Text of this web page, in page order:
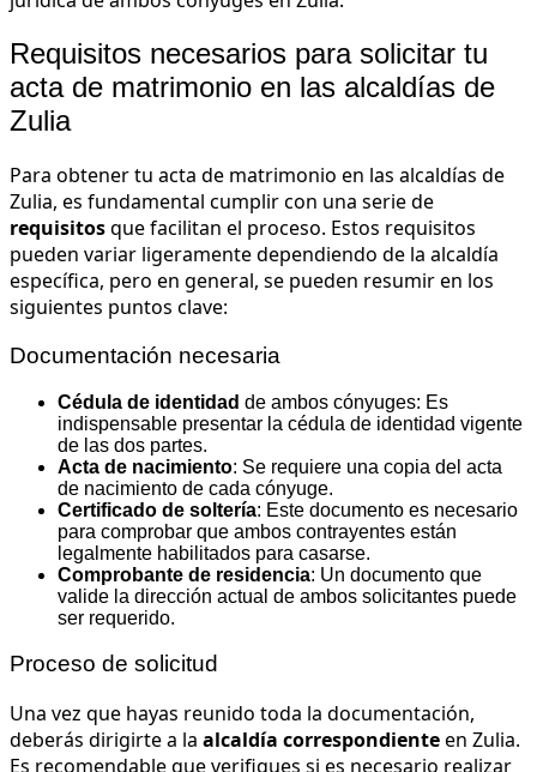
Requisitos necesarios para solicitar tu
acta de matrimonio en las alcaldías de
Zulia
Para obtener tu acta de matrimonio en las alcaldías de
Zulia, es fundamental cumplir con una serie de
requisitosque facilitan el proceso. Estos requisitos
pueden variar ligeramente dependiendo de la alcaldía
específica, pero en general, se pueden resumir en los
siguientes puntos clave:
Documentación necesaria
Cédula de identidad de ambos cónyuges: Es
indispensable presentar la cédula de identidad vigente
de las dos partes.
Acta de nacimiento: Se requiere una copia del acta
de nacimiento de cada cónyuge.
Certificado de soltería: Este documento es necesario
para comprobar que ambos contrayentes están
legalmente habilitados para casarse.
Comprobante de residencia: Un documento que
valide la dirección actual de ambos solicitantes puede
ser requerido.
Proceso de solicitud
Una vez que hayas reunido toda la documentación,
deberás dirigirte a la alcaldía correspondienteen Zulia.
Es recomendable que verifiques si es necesario realizar